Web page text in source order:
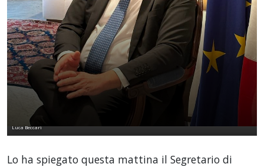
Luca Beccari
Lo ha spiegato questa mattina il Segretario di